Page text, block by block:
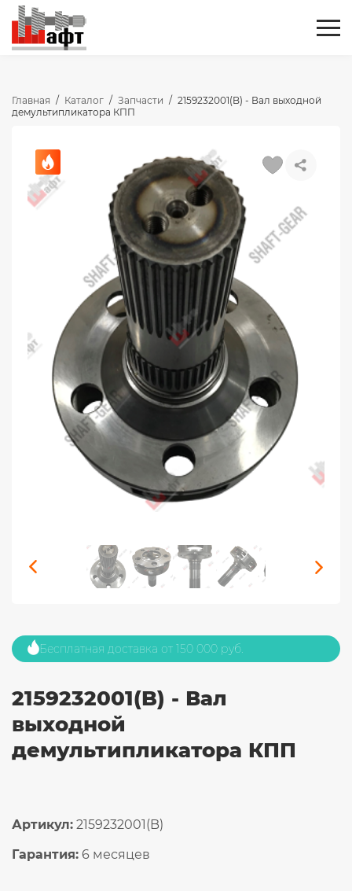
Главная / Каталог / Запчасти / 2159232001(B) - Вал выходной
демультипликатора КПП
Бесплатная доставка от 150 000 руб.
2159232001(B) - Вал
выходной
демультипликатора КПП
Артикул: 2159232001(B)
Гарантия: 6 месяцев